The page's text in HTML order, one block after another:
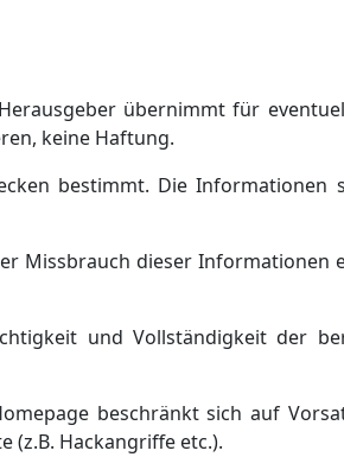
übernimmt für
keine Haftung.
bestimmt. Die Informationen
Missbrauch dieser Informationen
und Vollständigkeit der
beschränkt sich auf
Hackangriffe etc.).